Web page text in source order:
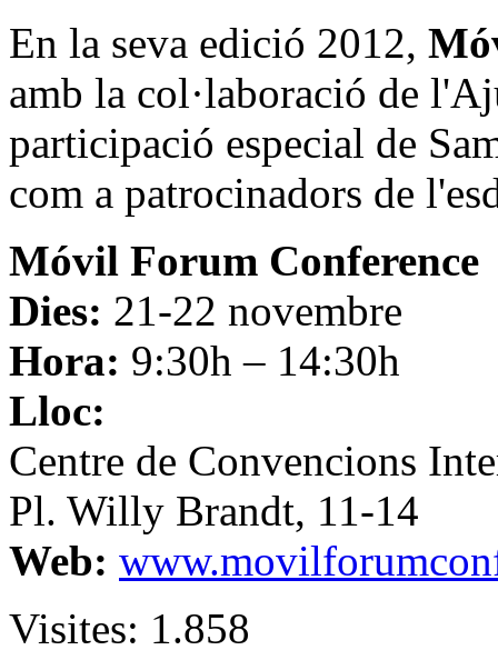
En la seva edició 2012,
amb la col·laboració de
participació especial de
com a patrocinadors de
Móvil Forum Conference
Dies: 21-22 novembre
Hora: 9:30h – 14:30h
Lloc:
Centre de Convencions
Pl. Willy Brandt, 11-14
Web:
Visites: 1.858